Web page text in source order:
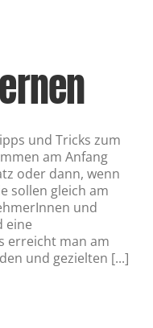
und Tricks zum
am Anfang
oder dann, wenn
sollen gleich am
und
eine
erreicht man am
und gezielten [...]